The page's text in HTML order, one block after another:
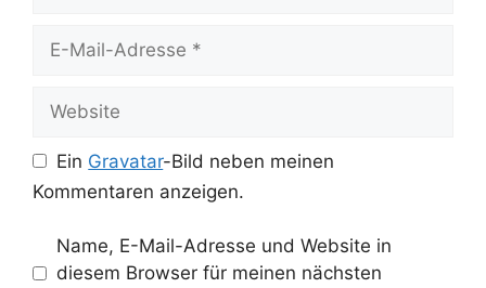
Mail-
Ein Gravatar-Bild neben meinen
Kommentaren anzeigen.
Name, E-Mail-Adresse und Website in
diesem Browser für meinen nächsten